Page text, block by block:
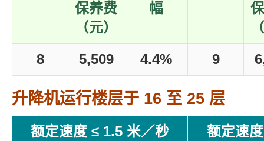
保养费
（元）
幅
8 5,509 4.4% 9
升降机运行楼层于 16 至 25 层
额定速度 ≤ 1.5 米／秒 额定速